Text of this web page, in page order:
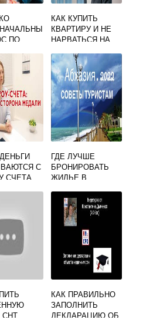
ПО
НА
КАК КУПИТЬ
КВАРТИРУ И НЕ
НАРВАТЬСЯ НА
С
СЧЕТА
ГДЕ ЛУЧШЕ
БРОНИРОВАТЬ
ЖИЛЬЕ В
СНТ
КАК ПРАВИЛЬНО
ЗАПОЛНИТЬ
ДЕКЛАРАЦИЮ ОБ